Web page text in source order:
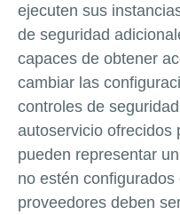
ejecuten sus
de seguridad
capaces de obtener
cambiar las
controles de
autoservicio ofrecidos
pueden representar
no estén
proveedores deben